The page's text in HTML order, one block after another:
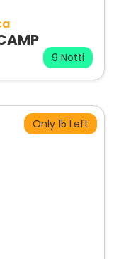
9 Notti
Only 15 Left